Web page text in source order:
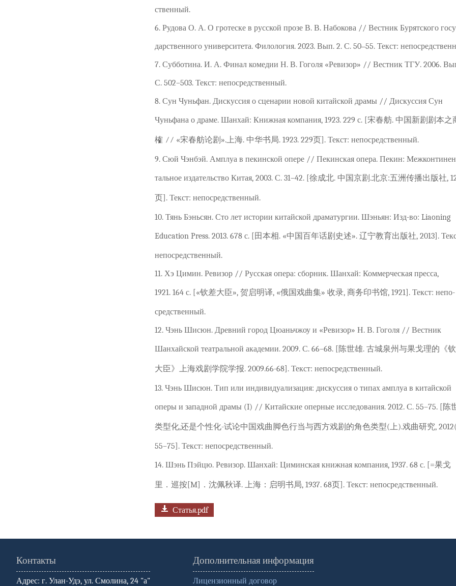
ственный.
6. Рудова О. А. О гротеске в русской прозе В. В. Набокова // Вестник Бурятского
дарственного университета. Филология. 2023. Вып. 2. С. 50‒55. Текст:
7. Субботина. И. А. Финал комедии Н. В. Гоголя «Ревизор» // Вестник ТГУ. 2006.
С. 502–503. Текст: непосредственный.
8. Сун Чуньфан. Дискуссия о сценарии новой китайской драмы // Дискуссия Сун
Чуньфана о драме. Шанхай: Книжная компания, 1923. 229 с. [宋春舫. 中国新剧剧本之
榷 ⁄⁄ «宋春舫论剧».上海. 中华书局. 1923. 229页]. Текст: непосредственный.
9. Сюй Чэнбэй. Амплуа в пекинской опере // Пекинская опера. Пекин:
тальное издательство Китая, 2003. С. 31–42. [徐成北. 中国京剧.北京:五洲传播出版社,
页]. Текст: непосредственный.
10. Тянь Бэньсян. Сто лет истории китайской драматургии. Шэньян: Изд-во: Liaoning
Education Press. 2013. 678 с. [田本相. «中国百年话剧史述». 辽宁教育出版社, 2013].
непосредственный.
11. Хэ Цимин. Ревизор // Русская опера: сборник. Шанхай: Коммерческая пресса,
1921. 164 с. [«钦差大臣», 贺启明译, «俄国戏曲集» 收录, 商务印书馆, 1921]. Текст: непо-
средственный.
12. Чэнь Шисюн. Древний город Цюаньчжоу и «Ревизор» Н. В. Гоголя // Вестник
Шанхайской театральной академии. 2009. С. 66–68. [陈世雄. 古城泉州与果戈理的《
大臣》上海戏剧学院学报. 2009.66-68]. Текст: непосредственный.
13. Чэнь Шисюн. Тип или индивидуализация: дискуссия о типах амплуа в китайской
оперы и западной драмы (I) // Китайские оперные исследования. 2012. С. 55–75. [陈
类型化,还是个性化-试论中国戏曲脚色行当与西方戏剧的角色类型(上).戏曲研究,
55–75]. Текст: непосредственный.
14. Шэнь Пэйцю. Ревизор. Шанхай: Циминская книжная компания, 1937. 68 с. [=果戈
里．巡按[M]．沈佩秋译. 上海：启明书局, 1937. 68页]. Текст: непосредственный.
Статья.pdf
Контакты
Адрес: г. Улан-Удэ, ул. Смолина, 24 "а"
Дополнительная информация
Лицензионный договор